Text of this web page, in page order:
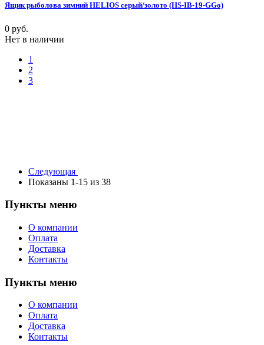
Ящик рыболова зимний HELIOS серый/золото (HS-IB-19-GGo)
0 руб.
Нет в наличии
1
2
3
Следующая
Показаны 1-15 из 38
Пункты меню
О компании
Оплата
Доставка
Контакты
Пункты меню
О компании
Оплата
Доставка
Контакты